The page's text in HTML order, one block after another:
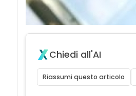
Chiedi all'AI
Riassumi questo articolo